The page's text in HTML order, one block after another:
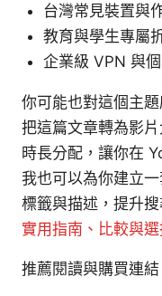
台灣常見裝置與
教育與學生專屬
企業級 VPN 與
你可能也對這個主
把這篇文章轉為影
時長分配，讓你在
我也可以為你建立
標籤與描述，提升搜
實用指南、比較與
推薦閱讀與購買連結